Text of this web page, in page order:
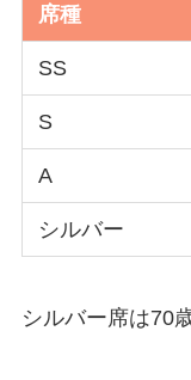
席種
SS
S
A
シルバー
シルバー席は70